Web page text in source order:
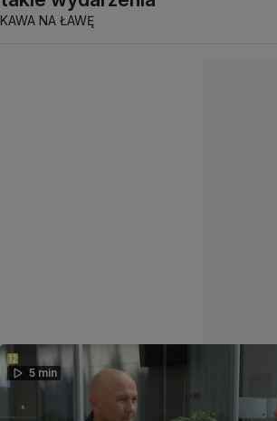
KAWA NA ŁAWĘ
5 min